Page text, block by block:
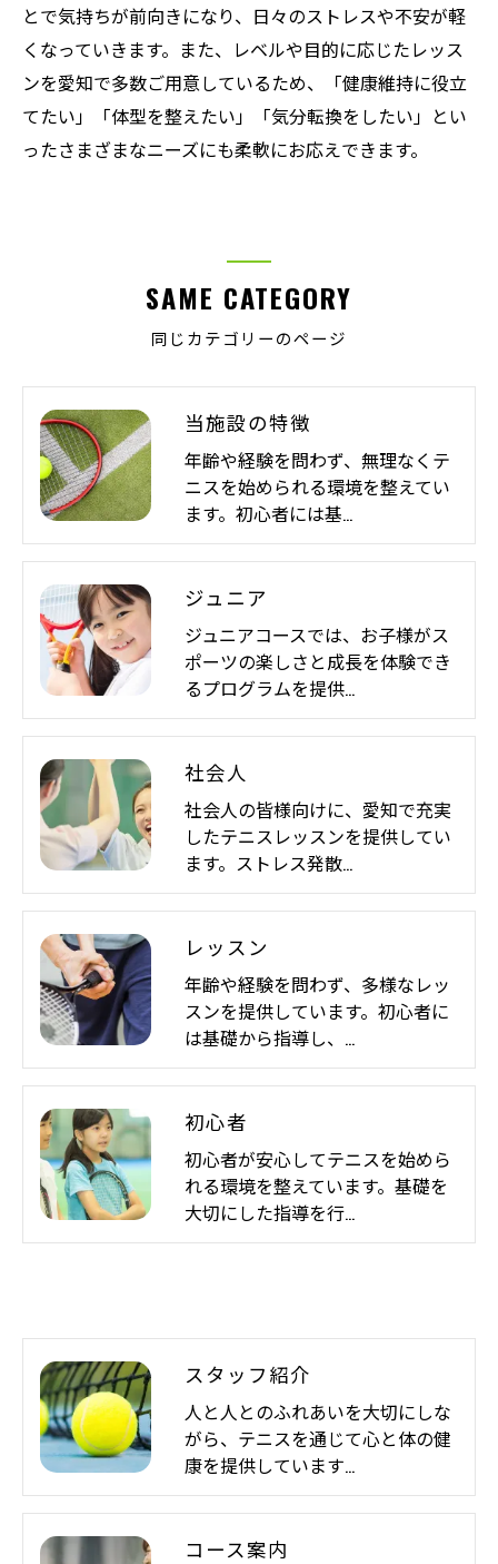
とで気持ちが前向きになり、日々のストレスや不安が軽
くなっていきます。また、レベルや目的に応じたレッス
ンを愛知で多数ご用意しているため、「健康維持に役立
てたい」「体型を整えたい」「気分転換をしたい」とい
ったさまざまなニーズにも柔軟にお応えできます。
同じカテゴリーのページ
SAME CATEGORY
当施設の特徴
年齢や経験を問わず、無理なくテ
ニスを始められる環境を整えてい
ます。初心者には基…
ジュニア
ジュニアコースでは、お子様がス
ポーツの楽しさと成長を体験でき
るプログラムを提供…
社会人
社会人の皆様向けに、愛知で充実
したテニスレッスンを提供してい
ます。ストレス発散…
レッスン
年齢や経験を問わず、多様なレッ
スンを提供しています。初心者に
は基礎から指導し、…
初心者
初心者が安心してテニスを始めら
れる環境を整えています。基礎を
大切にした指導を行…
スタッフ紹介
人と人とのふれあいを大切にしな
がら、テニスを通じて心と体の健
康を提供しています…
コース案内